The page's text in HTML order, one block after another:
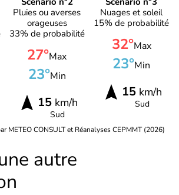
Pluies ou averses
orageuses
33% de probabilité
27°Max
23°Min
15km/h
Sud
Nuages et soleil
15% de probabilité
32°Max
23°Min
15 km/h
Sud
METEO CONSULT et Réanalyses CEPMMT (2026)
autre